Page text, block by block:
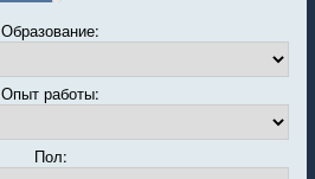
Образование:
Опыт работы:
Пол: